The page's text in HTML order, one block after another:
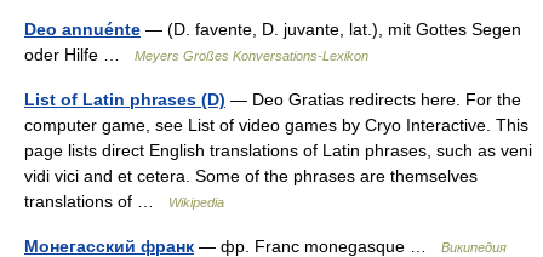
Deo annuénte — (D. favente, D. juvante, lat.), mit Gottes Segen
oder Hilfe …
Meyers Großes Konversations-Lexikon
List of Latin phrases (D) — Deo Gratias redirects here. For the
computer game, see List of video games by Cryo Interactive. This
page lists direct English translations of Latin phrases, such as veni
vidi vici and et cetera. Some of the phrases are themselves
translations of …
Wikipedia
Монегасский франк — фр. Franc monegasque … Википедия